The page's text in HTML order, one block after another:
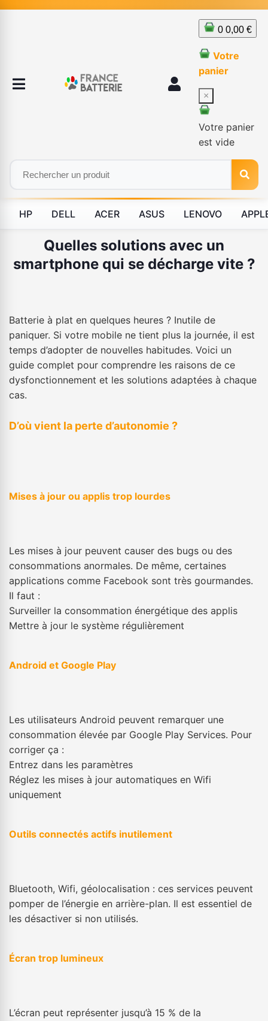
0 0,00 €
Votre
panier
×
Votre panier
est vide
HP DELL ACER ASUS LENOVO
Quelles solutions avec un
smartphone qui se décharge vite ?
Batterie à plat en quelques heures ? Inutile de
paniquer. Si votre mobile ne tient plus la journée, il est
temps d’adopter de nouvelles habitudes. Voici un
guide complet pour comprendre les raisons de ce
dysfonctionnement et les solutions adaptées à chaque
cas.
D’où vient la perte d’autonomie ?
Mises à jour ou applis trop lourdes
Les mises à jour peuvent causer des bugs ou des
consommations anormales. De même, certaines
applications comme Facebook sont très gourmandes.
Il faut :
Surveiller la consommation énergétique des applis
Mettre à jour le système régulièrement
Android et Google Play
Les utilisateurs Android peuvent remarquer une
consommation élevée par Google Play Services. Pour
corriger ça :
Entrez dans les paramètres
Réglez les mises à jour automatiques en Wifi
uniquement
Outils connectés actifs inutilement
Bluetooth, Wifi, géolocalisation : ces services peuvent
pomper de l’énergie en arrière-plan. Il est essentiel de
les désactiver si non utilisés.
Écran trop lumineux
L’écran peut représenter jusqu’à 15 % de la